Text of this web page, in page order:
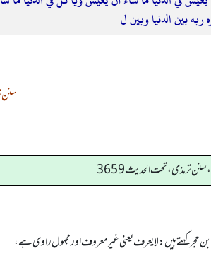
بين الدنيا وبين ل
سنن
سنن ترمذی، تحت الحديث 3659
حجر کہتے ہیں: لا يعرف یعنی غیر معروف اور مجہول راوی ہے،